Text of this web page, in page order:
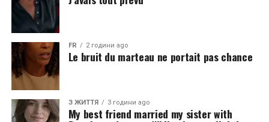
FR 2 години ago
Le bruit du marteau ne portait pas chance
З ЖИТТЯ 3 години ago
My best friend married my sister with